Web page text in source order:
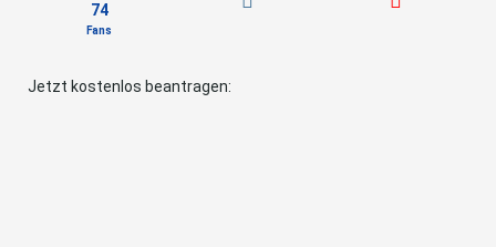
74
Fans
Jetzt kostenlos beantragen: